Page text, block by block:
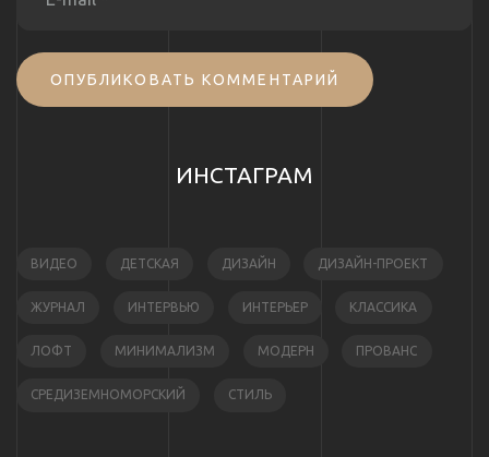
ОПУБЛИКОВАТЬ КОММЕНТАРИЙ
ИНСТАГРАМ
ВИДЕО ДЕТСКАЯ ДИЗАЙН ДИЗАЙН-ПРОЕКТ
ЖУРНАЛ ИНТЕРВЬЮ ИНТЕРЬЕР КЛАССИКА
ЛОФТ МИНИМАЛИЗМ МОДЕРН ПРОВАНС
СРЕДИЗЕМНОМОРСКИЙ СТИЛЬ